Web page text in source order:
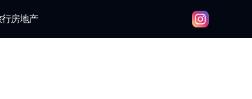
房地产